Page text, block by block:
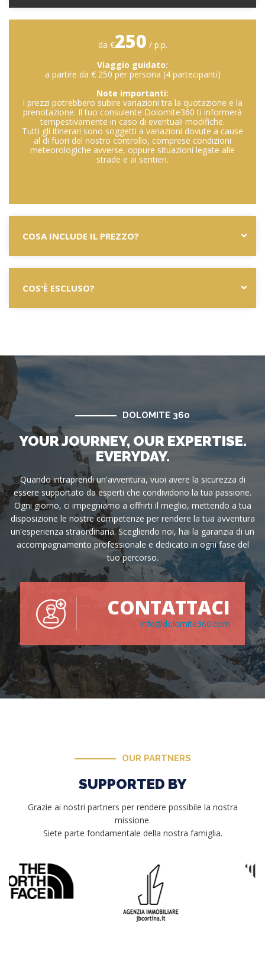
da €250 / p.p.
Viaggio guidato:
a partire da € 250 per persona (4 partecipanti)
Note importanti:
I prezzi potrebbero subire variazioni tra la quotazione e la
prenotazione. Il tuo consulente Dolomite360 ti informerà
tempestivamente in caso di eventuali modifiche.
Tutti gli itinerari sono soggetti a variazioni dovute a cause
al di fuori del nostro controllo, comprese condizioni
meteorologiche avverse, oppure situazioni legate alle
strade e ai sentieri.
COSA INCLUDE IL PREZZO?
COS'È ESCLUSO?
DOLOMITE 360
YOUR JOURNEY, OUR EXPERTISE.
EVERYDAY.
Quando intraprendi un'avventura, vuoi avere la sicurezza di
essere supportato da esperti che condividono la tua passione.
Ogni giorno, ci impegniamo a offrirti il meglio, mettendo a tua
disposizione le nostre competenze per rendere la tua avventura
un'esperienza straordinaria. Scegliendo noi, hai la garanzia di un
accompagnamento professionale e dedicato in ogni fase del
tuo percorso.
CONTATTACI
info@dolomite360.com
OUR PARTNERS
SUPPORTED BY
Grazie ai nostri partners per rendere possibile la nostra
missione.
Siete parte fondamentale della nostra famiglia.